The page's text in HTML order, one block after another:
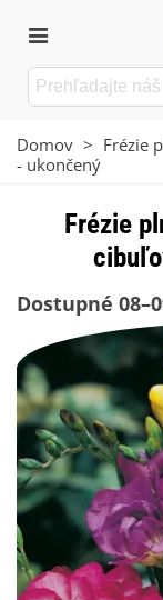
Domov > Frézie
- ukončený
Frézie
Dostupné